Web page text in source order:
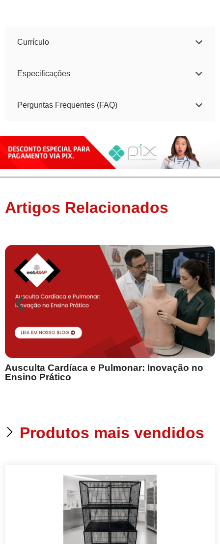
Currículo
Especificações
Perguntas Frequentes (FAQ)
Artigos Relacionados
Ausculta Cardíaca e Pulmonar: Inovação no
Ensino Prático
Produtos mais vendidos